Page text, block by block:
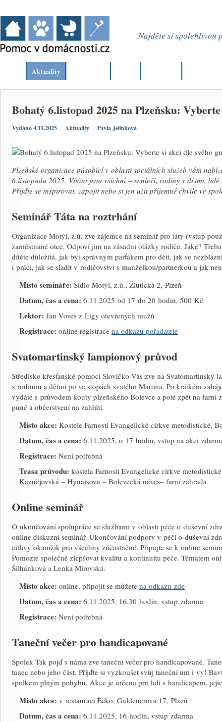
Najděte si spolehlivou
Aktuality
Bohatý 6.listopad 2025 na Plzeňsku:
Vydáno 4.11.2025 Aktuality Pavla Jelínková
Plzeňské organizace působící v oblasti sociálních služeb vám
6.listopadu 2025. Vítáni jsou všichni – senioři, rodiny s dětmi, lidé
Přijďte se inspirovat, zapojit nebo si jen užít příjemné chvíle ve
Seminář Táta na roztrhání
Organizace Motýl, z.ú. zve zájemce na seminář pro táty (vstup
zaměstnané otce. Odpoví jim na zásadní otázky rodiče. Jaké?
dítěte důležitá, jak být správným parťákem pro děti, jak se
i práci, jak se sladit v rodičovství s manželkou/par­tnerkou a jak
Místo semináře: Sídlo Motýl, z.ú., Žlutická 2, Plzeň
Datum, čas a cena: 6.11.2025 od 17 do 20 hodin, 500 Kč
Lektor: Jan Voves z Ligy otevřených mužů
Registrace: online registrace na odkazu pořadatele
Svatomartinský lampionový průvod
Středisko křesťanské pomoci Slovíčko Vás zve na Svatomartinský
s rodinou a dětmi po ve stopách svatého Martina. Po krátkém
vydáte s průvodem kouty plzeňského Bolevce a poté zpět na farní
punč a občerstvení na zahřátí.
Místo akce: Kostele Farnosti Evangelické církve metodistické,
Datum, čas a cena: 6.11.2025, o 17 hodin, vstup na akci
Registrace: Není potřebná
Trasa průvodu: kostela Farnosti Evangelické církve
Kaznějovská – Hynaisova – Bolevecká náves– farní zahrada
Online seminář
O ukončování spolupráce se službami v oblasti péče o duševní
online diskuzní seminář. Ukončování podpory v péči o duševní
citlivý okamžik pro všechny zúčastněné. Připojte se k online
Pomozte společně zlepšovat kvalitu a kontinuitu péče. Tématem
Šilhánková a Lenka Mirovská.
Místo akce: online, připojit se můžete na odkazu zde
Datum, čas a cena: 6.11.2025, 16,30 hodin, vstup zdarma
Registrace: Není potřebná
Taneční večer pro handicapované
Spolek Tak pojď s náma zve taneční večer pro handicapované.
tanec nebo jeho část. Přijďte si vyzkoušet svůj taneční um i vy!
spolkem plným pohybu. Akce je určena pro lidi s handicapem,
Místo akce: v restauraci Éčko, Guldenerova 17, Plzeň
Datum, čas a cena: 6.11.2025, 16 hodin, vstup zdarma